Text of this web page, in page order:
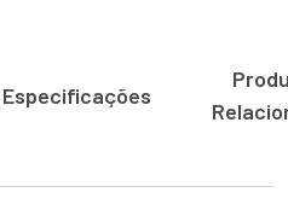
Especificações